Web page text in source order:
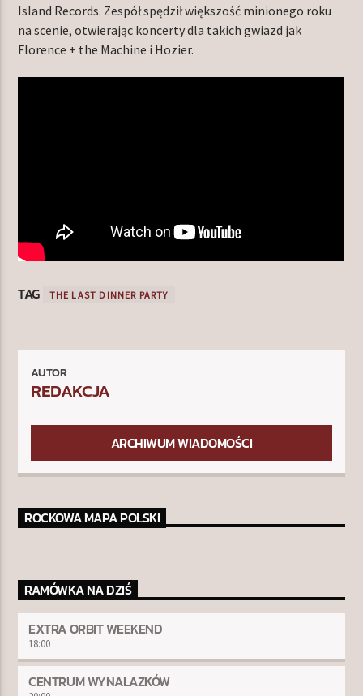
Island Records. Zespół spędził większość minionego roku
na scenie, otwierając koncerty dla takich gwiazd jak
Florence + the Machine i Hozier.
TAG THE LAST DINNER PARTY
AUTOR
REDAKCJA
ARCHIWUM WIADOMOŚCI
ROCKOWA MAPA POLSKI
RAMÓWKA NA DZIŚ
EXTRA ORBIT WEEKEND
18:00
CENTRUM WYNALAZKÓW